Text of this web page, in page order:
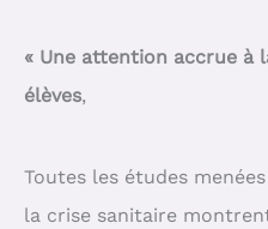
« Une attention accrue à
élèves,
Toutes les études
la crise sanitaire